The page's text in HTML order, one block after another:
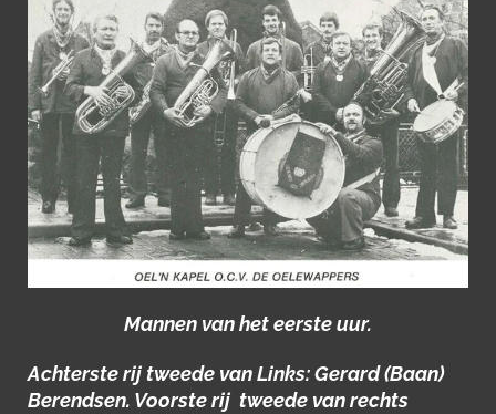
Mannen van het eerste uur.
Achterste rij tweede van Links: Gerard (Baan)
Berendsen. Voorste rij tweede van rechts